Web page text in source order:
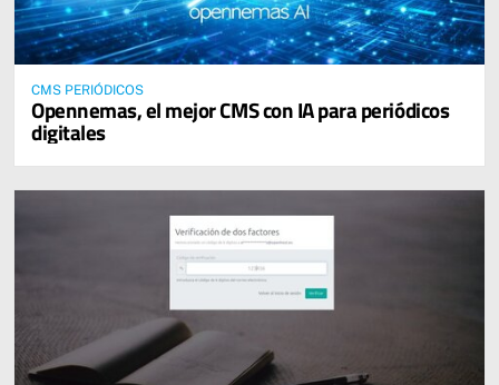
CMS PERIÓDICOS
Opennemas, el mejor CMS con IA para periódicos
digitales